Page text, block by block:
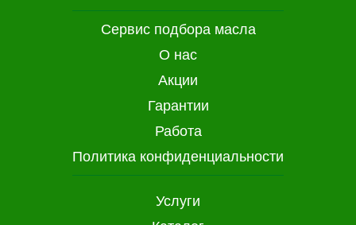
Услуги
Сервис подбора масла
О нас
Акции
Гарантии
Работа
Политика конфиденциальности